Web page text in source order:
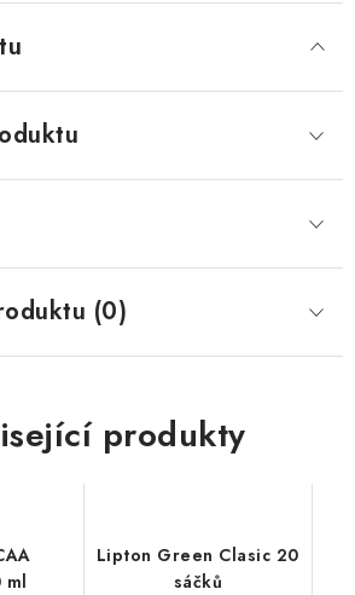
(0)
produkty
ml
Lipton Green Clasic 20
sáčků